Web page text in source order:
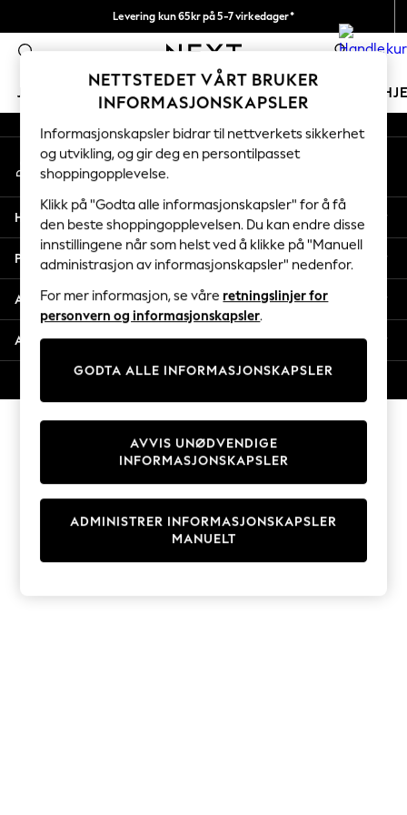
Levering kun 65kr på 5-7 virkedager*
Vi betaler alle tollavgifter 0
JENTER GUTTER BABY KVINNER
GIRLS
New In
50 - 92cm
98 - 110cm
116 - 134cm
140 - 174cm
Trending: Top & Short Sets
Trending: Clogs
Toy Story
THE SET
Coats & Jackets
Sweatshirts & Hoodies
Knitwear
Cardigans
Dresses
Sets & Outfits
T-Shirts
An error occurred on client
Våre sosiale nettverk
Min konto
Logg inn på kontoen din
Hjelp
Personvern & Juridisk
Avdelinger
Andre tjenester
NETTSTEDET VÅRT BRUKER
INFORMASJONSKAPSLER
Informasjonskapsler bidrar til nettverkets sikkerhet
og utvikling, og gir deg en persontilpasset
shoppingopplevelse.
Klikk på "Godta alle informasjonskapsler" for å få
den beste shoppingopplevelsen. Du kan endre disse
innstillingene når som helst ved å klikke på "Manuell
administrasjon av informasjonskapsler" nedenfor.
For mer informasjon, se våre retningslinjer for
personvern og informasjonskapsler.
GODTA ALLE INFORMASJONSKAPSLER
ADMINISTRER INFORMASJONSKAPSLER
MANUELT
AVVIS UNØDVENDIGE
INFORMASJONSKAPSLER